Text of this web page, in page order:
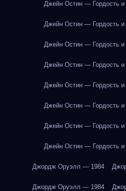
Джейн Остин — Гордость и
Джейн Остин — Гордость и
Джейн Остин — Гордость и
Джейн Остин — Гордость и
Джейн Остин — Гордость и
Джейн Остин — Гордость и
Джейн Остин — Гордость и
Джейн Остин — Гордость и
Джордж Оруэлл — 1984
Джордж Оруэлл — 1984